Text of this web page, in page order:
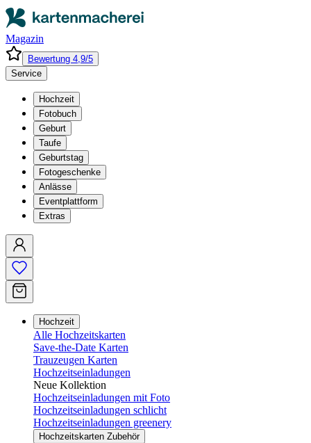
Magazin
Bewertung 4,9/5
Service
Hochzeit
Fotobuch
Geburt
Taufe
Geburtstag
Fotogeschenke
Anlässe
Eventplattform
Extras
Hochzeit
Alle Hochzeitskarten
Save-the-Date Karten
Trauzeugen Karten
Hochzeitseinladungen
Neue Kollektion
Hochzeitseinladungen mit Foto
Hochzeitseinladungen schlicht
Hochzeitseinladungen greenery
Hochzeitskarten Zubehör